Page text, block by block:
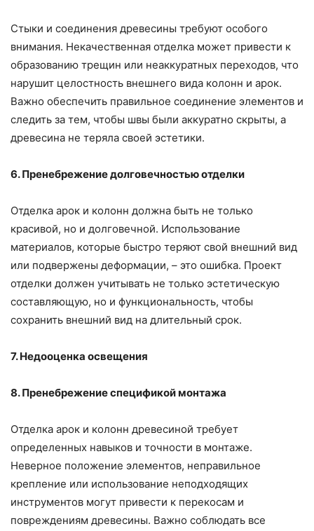
Стыки и соединения древесины требуют особого
внимания. Некачественная отделка может привести к
образованию трещин или неаккуратных переходов, что
нарушит целостность внешнего вида колонн и арок.
Важно обеспечить правильное соединение элементов и
следить за тем, чтобы швы были аккуратно скрыты, а
древесина не теряла своей эстетики.
6. Пренебрежение долговечностью отделки
Отделка арок и колонн должна быть не только
красивой, но и долговечной. Использование
материалов, которые быстро теряют свой внешний вид
или подвержены деформации, – это ошибка. Проект
отделки должен учитывать не только эстетическую
составляющую, но и функциональность, чтобы
сохранить внешний вид на длительный срок.
7. Недооценка освещения
8. Пренебрежение спецификой монтажа
Отделка арок и колонн древесиной требует
определенных навыков и точности в монтаже.
Неверное положение элементов, неправильное
крепление или использование неподходящих
инструментов могут привести к перекосам и
повреждениям древесины. Важно соблюдать все